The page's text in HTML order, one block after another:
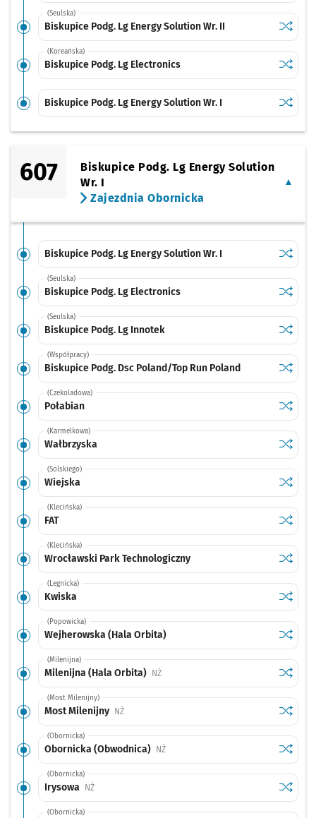
(Seulska)
Biskupice Podg. Lg Energy Solution Wr. II
(Koreańska)
Biskupice Podg. Lg Electronics
Biskupice Podg. Lg Energy Solution Wr. I
607
Biskupice Podg. Lg Energy Solution
Wr. I
Zajezdnia Obornicka
Biskupice Podg. Lg Energy Solution Wr. I
(Seulska)
Biskupice Podg. Lg Electronics
(Seulska)
Biskupice Podg. Lg Innotek
(Współpracy)
Biskupice Podg. Dsc Poland/Top Run Poland
(Czekoladowa)
Połabian
(Karmelkowa)
Wałbrzyska
(Solskiego)
Wiejska
(Klecińska)
FAT
(Klecińska)
Wrocławski Park Technologiczny
(Legnicka)
Kwiska
(Popowicka)
Wejherowska (Hala Orbita)
(Milenijna)
Milenijna (Hala Orbita) NŻPrzystanek na życzenie
(Most Milenijny)
Most Milenijny NŻPrzystanek na życzenie
(Obornicka)
Obornicka (Obwodnica) NŻPrzystanek na życzenie
(Obornicka)
Irysowa NŻPrzystanek na życzenie
(Obornicka)